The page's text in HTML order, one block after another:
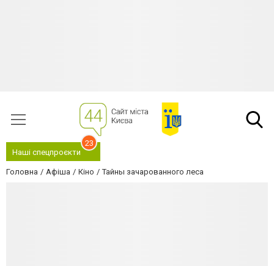
Наші спецпроєкти
23
Головна Афіша Кіно Тайны зачарованного леса